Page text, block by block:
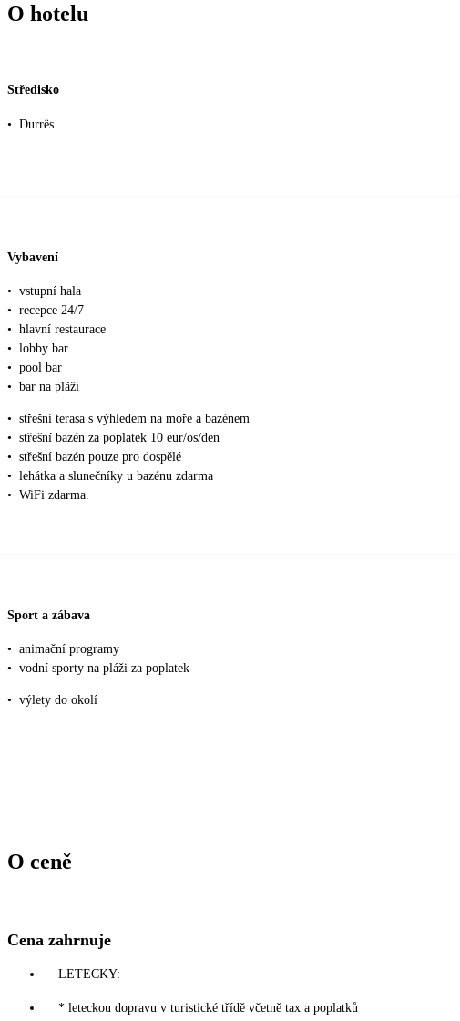
O hotelu
Středisko
• Durrës
Vybavení
• vstupní hala
• recepce 24/7
• hlavní restaurace
• lobby bar
• pool bar
• bar na pláži
• střešní terasa s výhledem na moře a bazénem
• střešní bazén za poplatek 10 eur/os/den
• střešní bazén pouze pro dospělé
• lehátka a slunečníky u bazénu zdarma
• WiFi zdarma.
Sport a zábava
• animační programy
• vodní sporty na pláži za poplatek
• výlety do okolí
O ceně
Cena zahrnuje
LETECKY:
* leteckou dopravu v turistické třídě včetně tax a poplatků